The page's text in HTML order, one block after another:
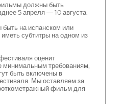
должны быть
5 апреля — 10 августа.
на испанском или
субтитры на одном из
оценит
минимальным требованиям,
быть включены в
Мы оставляем за
фильм для